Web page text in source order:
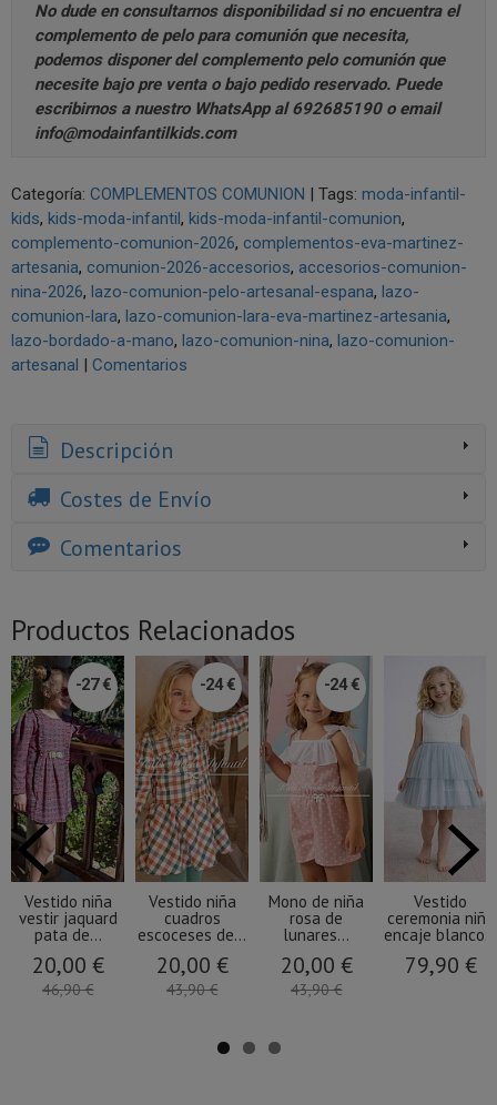
No dude en consultarnos disponibilidad si no encuentra el
complemento de pelo para comunión que necesita,
podemos disponer del complemento pelo comunión que
necesite bajo pre venta o bajo pedido reservado. Puede
escribirnos a nuestro WhatsApp al 692685190o email
info@modainfantilkids.com
Categoría: COMPLEMENTOS COMUNION | Tags: moda-infantil-
kids kids-moda-infantil kids-moda-infantil-comunion
complemento-comunion-2026 complementos-eva-martinez-
artesania comunion-2026-accesorios accesorios-comunion-
nina-2026 lazo-comunion-pelo-artesanal-espana lazo-
comunion-lara lazo-comunion-lara-eva-martinez-artesania
lazo-bordado-a-mano lazo-comunion-nina lazo-comunion-
artesanal | Comentarios
Descripción
Costes de Envío
Comentarios
Productos Relacionados
-27 €
Vestido niña
vestir jaquard
pata de...
20,00 €
46,90 €
-24 €
Vestido niña
cuadros
escoceses de...
20,00 €
43,90 €
-24 €
Mono de niña
rosa de
lunares...
20,00 €
43,90 €
Vestido
ceremonia niña
encaje blanco...
79,90 €